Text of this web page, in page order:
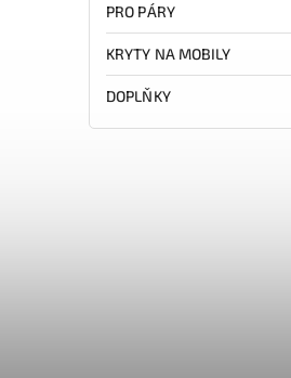
PRO PÁRY
KRYTY NA MOBILY
DOPLŇKY